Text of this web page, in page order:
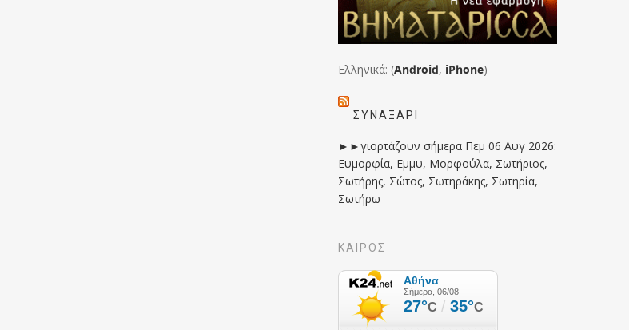
Ελληνικά: (Android, iPhone)
ΣΥΝΑΞΆΡΙ
►►γιορτάζουν σήμερα Πεμ 06 Αυγ 2026:
Ευμορφία, Εμμυ, Μορφούλα, Σωτήριος,
Σωτήρης, Σώτος, Σωτηράκης, Σωτηρία,
Σωτήρω
ΚΑΙΡΟΣ